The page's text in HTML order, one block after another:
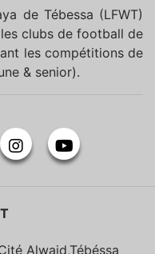
de Tébessa (LFWT)
clubs de football de
les compétitions de
& senior).
Alwajd,Tébéssa